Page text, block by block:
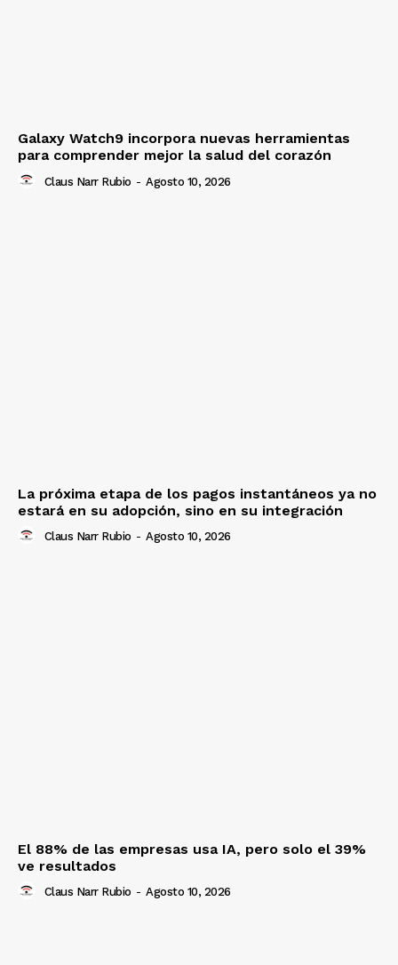
Galaxy Watch9 incorpora nuevas herramientas
para comprender mejor la salud del corazón
Claus Narr Rubio - Agosto 10, 2026
La próxima etapa de los pagos instantáneos ya no
estará en su adopción, sino en su integración
Claus Narr Rubio - Agosto 10, 2026
El 88% de las empresas usa IA, pero solo el 39%
ve resultados
Claus Narr Rubio - Agosto 10, 2026